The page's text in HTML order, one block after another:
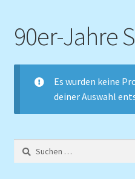
90er-Jahre
Es wurden keine
deiner Auswahl
Suchen
nach: